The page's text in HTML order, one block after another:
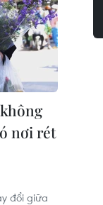
nơi rét
đổi giữa